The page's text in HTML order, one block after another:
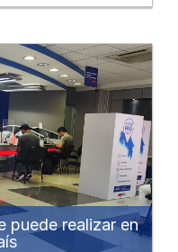
puede realizar en